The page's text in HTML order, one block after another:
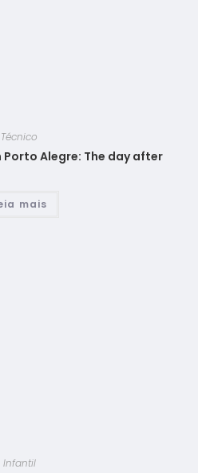
Técnico
Porto Alegre: The day after
mais
Infantil